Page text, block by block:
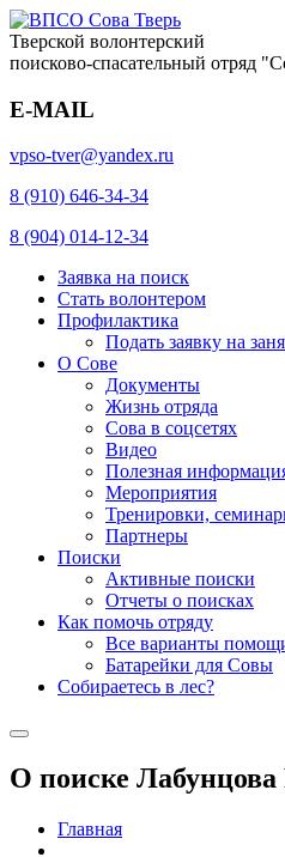
Тверской волонтерский
поисково-спасательный отряд
E-MAIL
vpso-tver@yandex.ru
8 (910) 646-34-34
8 (904) 014-12-34
Заявка на поиск
Стать волонтером
Профилактика
Подать заявку на
О Сове
Документы
Жизнь отряда
Сова в соцсетях
Видео
Полезная
Мероприятия
Тренировки,
Партнеры
Поиски
Активные поиски
Отчеты о поисках
Как помочь отряду
Все варианты
Батарейки для Совы
Собираетесь в лес?
О поиске Лабунцова
Главная